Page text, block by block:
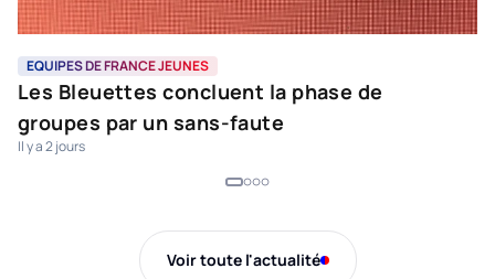
EQUIPES DE FRANCE JEUNES
Les Bleuettes concluent la phase de
groupes par un sans-faute
Il y a 2 jours
Voir toute l'actualité